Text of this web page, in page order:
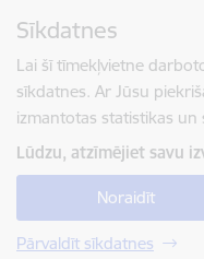
Sīkdatnes
Lai šī tīmekļvietne
sīkdatnes. Ar Jūsu
izmantotas statistikas un
Lūdzu, atzīmējiet savu
Noraidīt
Pārvaldīt sīkdatnes